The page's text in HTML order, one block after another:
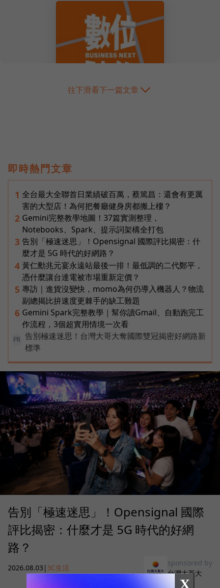
往下滑看下一篇文章
即時熱門文章
1 全台最大全聯首日業績破百萬，蔡篤昌：還會有更厲
害的大型店！為何把餐廳健身房都搬上樓？
2 Gemini完整教學地圖！37篇實測整理，
Notebooks、Spark、提示詞架構全打包
3 告別「極速迷思」！Opensignal 國際評比揭密：什
麼才是 5G 時代的好網路？
4 黃仁勳兆元宴永遠站最後一排！最低調的二代鄭平，
憑什麼讓台達電被市場重新定價？
5 專訪｜進貨沒變快，momo為何仍導入機器人？物流
副總揭比拚速度更棘手的缺工難題
6 Gemini Spark完整教學｜幫你讀Gmail、自動跑完工
作流程，3個超實用情境一次看
PR
告別極速迷思！台灣大哥大奪國際雙冠揭密好網路新
標準
告別「極速迷思」！Opensignal 國際
評比揭密：什麼才是 5G 時代的好網
路？
2026.08.03 | 3C生活
sponsored by
台灣大哥大
X